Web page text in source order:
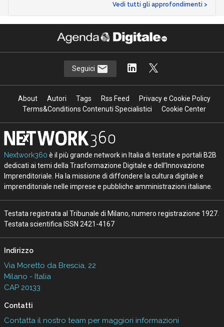
Vedi tutti gli approfondimenti >
Seguici
About Autori Tags Rss Feed
Privacy e Cookie Policy
Terms&Conditions Contenuti Specialistici
Cookie Center
Nextwork360 è il più grande network in Italia di testate e portali B2B
dedicati ai temi della Trasformazione Digitale e dell’Innovazione
Imprenditoriale. Ha la missione di diffondere la cultura digitale e
imprenditoriale nelle imprese e pubbliche amministrazioni italiane.
Testata registrata al Tribunale di Milano, numero registrazione 1927.
Testata scientifica ISSN 2421-4167
Indirizzo
Via Moretto da Brescia, 22
Milano - Italia
CAP 20133
Contatti
Contatta il nostro team per maggiori informazioni